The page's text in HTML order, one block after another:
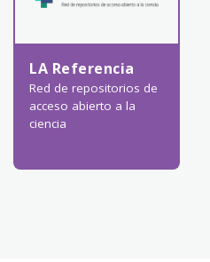
LA Referencia
Red de repositorios de
acceso abierto a la
ciencia